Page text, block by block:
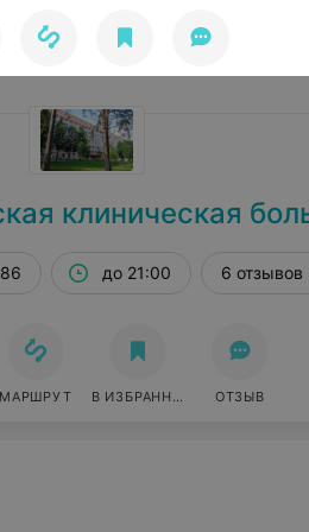
клиническая
до 21:00 6 отзывов
МАРШРУТ В ИЗБРАННОЕ ОТЗЫВ